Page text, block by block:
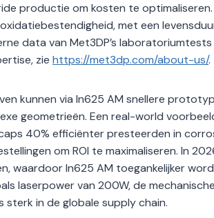
productie om kosten te
met een
data van Met3DP’s
zie https://met3dp.com/about-us/.
kunnen via In625 AM snellere
geometrieën. Een real-world
40% efficiënter presteerden in
om ROI te maximaliseren. In
waardoor In625 AM toegankelijker
laserpower van 200W, de
in de globale supply chain.